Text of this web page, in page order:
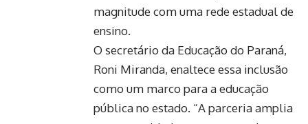
magnitude com uma rede estadual de
ensino.
O secretário da Educação do Paraná,
Roni Miranda, enaltece essa inclusão
como um marco para a educação
pública no estado. “A parceria amplia